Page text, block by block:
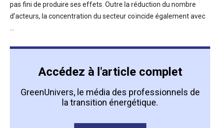
pas fini de produire ses effets. Outre la réduction du nombre
d’acteurs, la concentration du secteur coïncide également avec
...
Accédez à l'article complet
GreenUnivers, le média des professionnels de
la transition énergétique.